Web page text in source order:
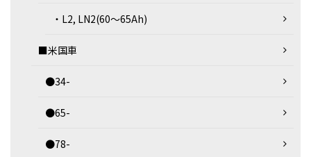
・L2, LN2(60～65Ah)
■米国車
●34-
●65-
●78-